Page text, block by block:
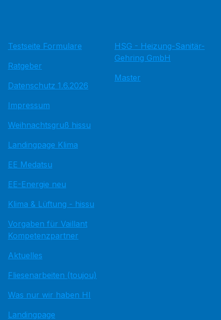
Testseite Formulare
Ratgeber
Datenschutz 1.6.2026
Impressum
Weihnachtsgruß hissu
Landingpage Klima
EE Medatsu
EE-Energie neu
Klima & Lüftung - hissu
Vorgaben für Vaillant
Kompetenzpartner
Aktuelles
Fliesenarbeiten (toujou)
Was nur wir haben HI
Landingpage
HSG - Heizung-Sanitär-
Gehring GmbH
Master